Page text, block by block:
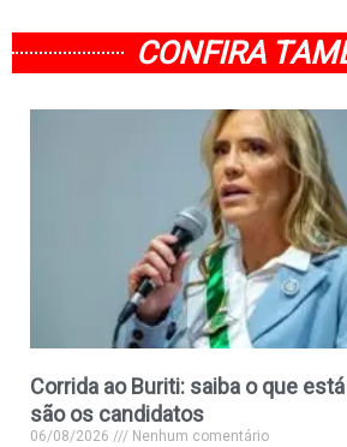
CONFIRA
Corrida ao Buriti: saiba o que
são os candidatos
06/08/2026 Nenhum comentário